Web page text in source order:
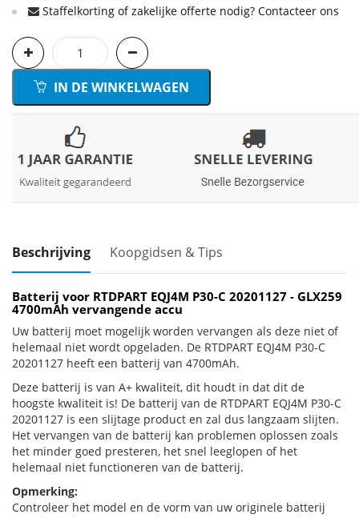
Staffelkorting of zakelijke offerte nodig? Contacteer ons
IN DE WINKELWAGEN
Beschrijving Koopgidsen & Tips
Batterij voor RTDPART EQJ4M P30-C 20201127 - GLX259
4700mAh vervangende accu
Uw batterij moet mogelijk worden vervangen als deze niet of
helemaal niet wordt opgeladen. De RTDPART EQJ4M P30-C
20201127 heeft een batterij van 4700mAh.
Deze batterij is van A+ kwaliteit, dit houdt in dat dit de
hoogste kwaliteit is! De batterij van de RTDPART EQJ4M P30-C
20201127 is een slijtage product en zal dus langzaam slijten.
Het vervangen van de batterij kan problemen oplossen zoals
het minder goed presteren, het snel leeglopen of het
helemaal niet functioneren van de batterij.
Opmerking:
Controleer het model en de vorm van uw originele batterij